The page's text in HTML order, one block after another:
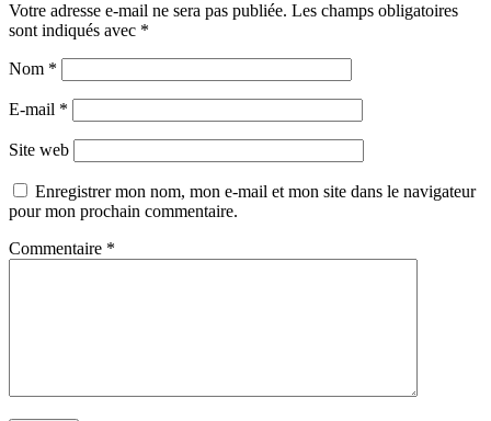
Votre adresse e-mail ne sera pas publiée. Les champs obligatoires
sont indiqués avec *
Nom *
E-mail *
Site web
Enregistrer mon nom, mon e-mail et mon site dans le navigateur
pour mon prochain commentaire.
Commentaire *